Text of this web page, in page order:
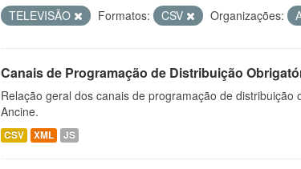
TELEVISÃO
Formatos: CSV Organizações:
Canais de Programação de Distribuição
Relação geral dos canais de programação de
Ancine.
CSV XML JS